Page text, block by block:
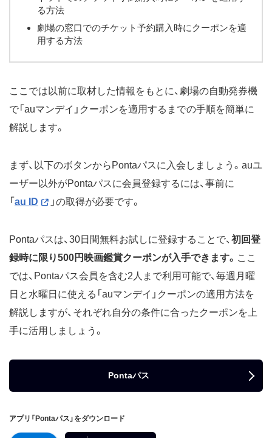
る方法
劇場の窓口でのチケット予約購入時にクーポンを適
用する方法
ここでは以前に取材した情報をもとに、劇場の自動発券機
で「auマンデイ」クーポンを適用するまでの手順を簡単に
解説します。
まず、以下のボタンからPontaパスに入会しましょう。auユ
ーザー以外がPontaパスに会員登録するには、事前に
「 au ID 」の取得が必要です。
Pontaパスは、30日間無料お試しに登録することで、 初回登
録時に限り500円映画鑑賞クーポンが入手できます。 ここ
では、Pontaパス会員を含む2人まで利用可能で、毎週月曜
日と水曜日に使える「auマンデイ」クーポンの適用方法を
解説しますが、それぞれ自分の条件に合ったクーポンを上
手に活用しましょう。
Pontaパス
アプリ「Pontaパス」をダウンロード